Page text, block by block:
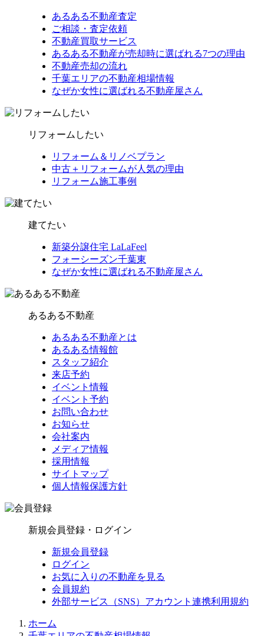
あるある不動産査定
ご相談・査定依頼
不動産買取サービス
あるある不動産が売却時に選ばれる7つの理由
不動産売却の流れ
千葉エリアの不動産相場情報
なぜか女性に選ばれる不動産屋さん
リフォームしたい
リフォーム＆リノベプラン
中古＋リフォームが人気の理由
リフォーム施工事例
建てたい
新築分譲住宅 LaLaFeel
フォーシーズン千葉東
なぜか女性に選ばれる不動産屋さん
あるある不動産
あるある不動産とは
あるある情報館
スタッフ紹介
来店予約
イベント情報
イベント予約
お問い合わせ
お知らせ
会社案内
メディア情報
採用情報
サイトマップ
個人情報保護方針
新規会員登録・ログイン
新規会員登録
ログイン
お気に入りの不動産を見る
会員規約
外部サービス（SNS）アカウント連携利用規約
ホーム